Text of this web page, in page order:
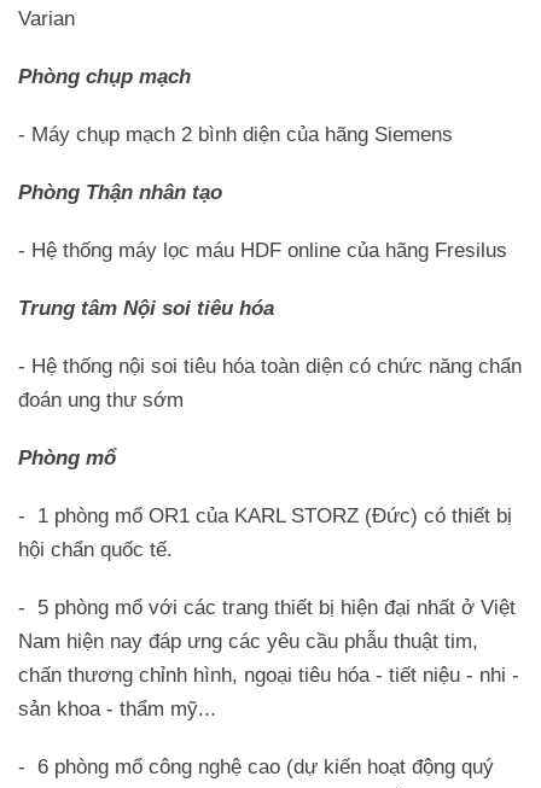
Varian
Phòng chụp mạch
- Máy chụp mạch 2 bình diện của hãng Siemens
Phòng Thận nhân tạo
- Hệ thống máy lọc máu HDF online của hãng Fresilus
Trung tâm Nội soi tiêu hóa
- Hệ thống nội soi tiêu hóa toàn diện có chức năng chẩn
đoán ung thư sớm
Phòng mổ
- 1 phòng mổ OR1 của KARL STORZ (Đức) có thiết bị
hội chẩn quốc tế.
- 5 phòng mổ với các trang thiết bị hiện đại nhất ở Việt
Nam hiện nay đáp ưng các yêu cầu phẫu thuật tim,
chấn thương chỉnh hình, ngoại tiêu hóa - tiết niệu - nhi -
sản khoa - thẩm mỹ...
- 6 phòng mổ công nghệ cao (dự kiến hoạt động quý